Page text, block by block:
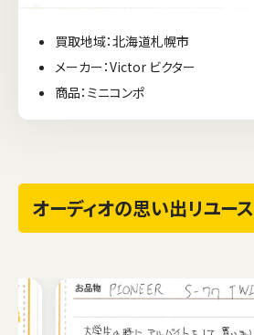
買取地域：北海道札幌市
メーカー：Victor ビクター
商品：ミニコンポ
オーディオの思い出リユース